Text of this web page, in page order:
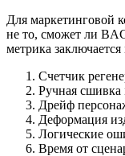
Для маркетинговой
не то, сможет ли
метрика
Счетчик
Ручная
Дрейф
Деформация
Логические
Время от